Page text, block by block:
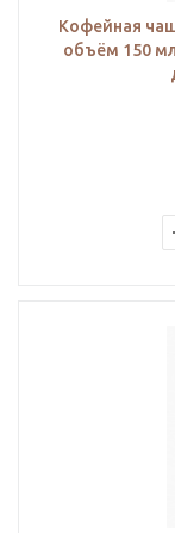
Кофейная
объём 150